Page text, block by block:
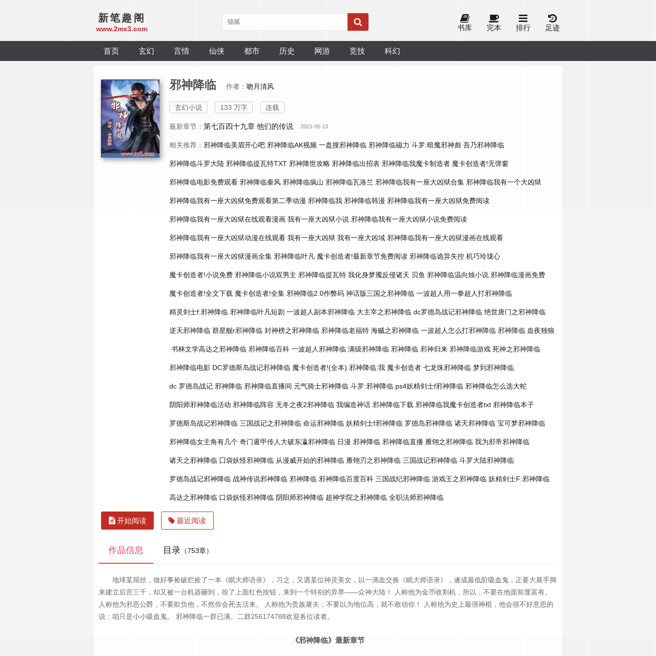
新笔趣阁
www.2mx3.com 书库 完本 排行 足迹
首页 玄幻 言情 仙侠 都市 历史 网游 竞技 科幻
邪神降临 作者： 吻月清风
玄幻小说 133 万字 连载
最新章节： 第七百四十九章 他们的传说 2021-05-13
相关推荐： 邪神降临美眉开心吧 邪神降临AK视频 一盘搜邪神降临 邪神降临磁力 斗罗:暗魔邪神彪 吾乃邪神降临
邪神降临斗罗大陆 邪神降临提瓦特TXT 邪神降世攻略 邪神降临出招表 邪神降临我魔卡制造者 魔卡创造者!无弹窗
邪神降临电影免费观看 邪神降临秦风 邪神降临疯山 邪神降临瓦洛兰 邪神降临我有一座大凶狱合集 邪神降临我有一个大凶狱
邪神降临我有一座大凶狱免费观看第二季动漫 邪神降临我 邪神降临韩漫 邪神降临我有一座大凶狱免费阅读
邪神降临我有一座大凶狱在线观看漫画 我有一座大凶狱小说 邪神降临我有一座大凶狱小说免费阅读
邪神降临我有一座大凶狱动漫在线观看 我有一座大凶狱 我有一座大凶域 邪神降临我有一座大凶狱漫画在线观看
邪神降临我有一座大凶狱漫画全集 邪神降临叶凡 魔卡创造者!最新章节免费阅读 邪神降临诡异失控 机巧玲珑心
魔卡创造者!小说免费 邪神降临小说双男主 邪神降临提瓦特 我化身梦魇反侵诸天 贝鱼 邪神降临温向烛小说 邪神降临漫画免费
魔卡创造者!全文下载 魔卡创造者!全集 邪神降临2.0作弊码 神话版三国之邪神降临 一波超人用一拳超人打邪神降临
精灵剑士f:邪神降临 邪神降临叶凡短剧 一波超人副本邪神降临 大主宰之邪神降临 dc罗德岛战记邪神降临 绝世唐门之邪神降临
逆天邪神降临 群星舰r邪神降临 封神榜之邪神降临 邪神降临老福特 海贼之邪神降临 一波超人怎么打邪神降临 邪神降临 血夜独狼
书林文学高达之邪神降临 邪神降临百科 一波超人邪神降临 满级邪神降临 邪神降临 邪神归来 邪神降临游戏 死神之邪神降临
邪神降临电影 DC罗德斯岛战记邪神降临 魔卡创造者!(全本) 邪神降临:我 魔卡创造者 七龙珠邪神降临 梦到邪神降临
dc 罗德岛战记 邪神降临 邪神降临直播间 元气骑士邪神降临 斗罗:邪神降临 ps4妖精剑士f邪神降临 邪神降临怎么选大蛇
阴阳师邪神降临活动 邪神降临阵容 无冬之夜2邪神降临 我编造神话 邪神降临下载 邪神降临我魔卡创造者txt 邪神降临本子
罗德斯岛战记邪神降临 三国战记之邪神降临 命运邪神降临 妖精剑士f邪神降临 罗德岛邪神降临 诸天邪神降临 宝可梦邪神降临
邪神降临女主角有几个 奇门遁甲传人大破东瀛邪神降临 日漫 邪神降临 邪神降临直播 雁翎之邪神降临 我为邪帝邪神降临
诸天之邪神降临 囗袋妖怪邪神降临 从漫威开始的邪神降临 雁翎刃之邪神降临 三国战记邪神降临 斗罗大陆邪神降临
罗德岛战记邪神降临 战神传说邪神降临 邪神降临 邪神降临百度百科 三国战纪邪神降临 游戏王之邪神降临 妖精剑士F:邪神降临
高达之邪神降临 口袋妖怪邪神降临 阴阳师邪神降临 超神学院之邪神降临 全职法师邪神降临
开始阅读 最近阅读
作品信息 目录 （753章）
地球某屌丝，做好事捡破烂捡了一本《眠大师语录》，习之，又遇某位神灵美女，以一滴血交换《眠大师语录》，遂成最低阶吸血鬼，正要大展手脚
来建立后宫三千，却又被一台机器砸到，按了上面红色按钮，来到一个特别的异界——众神大陆！ 人称他为金币收割机，所以，不要在他面前显富有。
人称他为邪恶公爵，不要欺负他，不然你会死去活来。 人称他为贵族屠夫，不要以为地位高，就不敢动你！ 人称他为史上最强神棍，他会很不好意思的
说：咱只是小小吸血鬼。 邪神降临一群已满。二群256174788欢迎各位读者。
《邪神降临》最新章节